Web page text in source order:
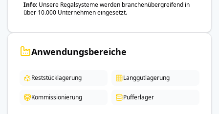
Info Unsere Regalsysteme werden branchenübergreifend in
über 10.000 Unternehmen eingesetzt.
Anwendungsbereiche
Reststücklagerung Langgutlagerung
Kommissionierung Pufferlager